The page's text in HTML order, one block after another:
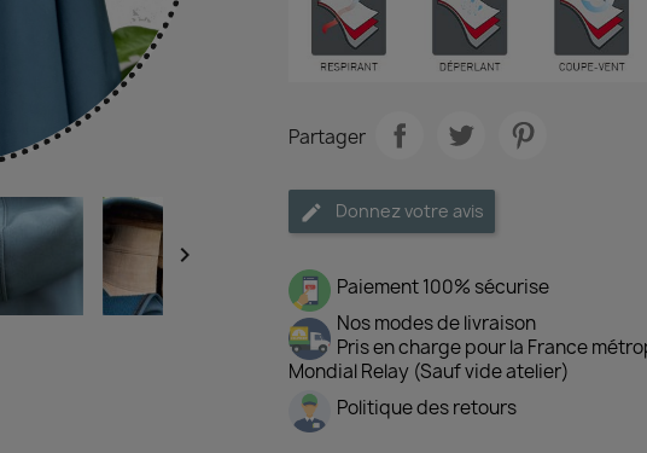

Partager
Donnez votre avis
Paiement 100% sécurise
Nos modes de livraison
Pris en charge pour la France
Mondial Relay (Sauf vide atelier)
Politique des retours